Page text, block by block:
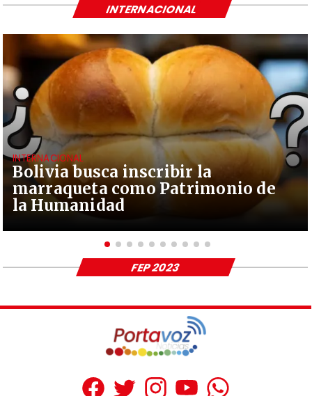
Bolivia busca inscribir la
marraqueta como Patrimonio de
la Humanidad
INTERNACIONAL
INTERNACIONAL
FEP 2023